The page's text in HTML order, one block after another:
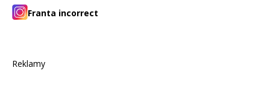
Franta incorrect
Reklamy